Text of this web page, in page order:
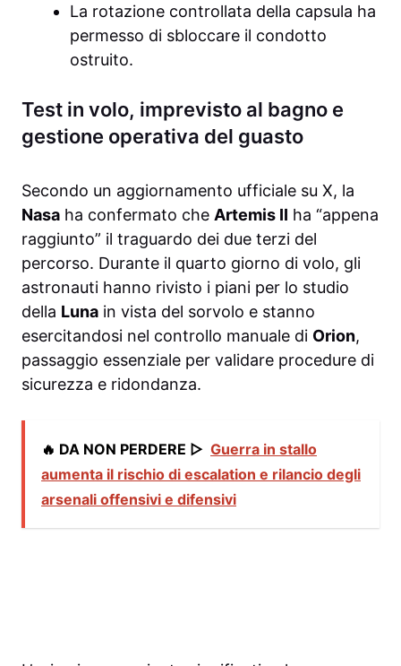
La rotazione controllata della capsula ha
permesso di sbloccare il condotto
ostruito.
Test in volo, imprevisto al bagno e
gestione operativa del guasto
Secondo un aggiornamento ufficiale su X, la
Nasa ha confermato che Artemis II ha “appena
raggiunto” il traguardo dei due terzi del
percorso. Durante il quarto giorno di volo, gli
astronauti hanno rivisto i piani per lo studio
della Luna in vista del sorvolo e stanno
esercitandosi nel controllo manuale di Orion,
passaggio essenziale per validare procedure di
sicurezza e ridondanza.
🔥 DA NON PERDERE ▷ Guerra in stallo
aumenta il rischio di escalation e rilancio degli
arsenali offensivi e difensivi